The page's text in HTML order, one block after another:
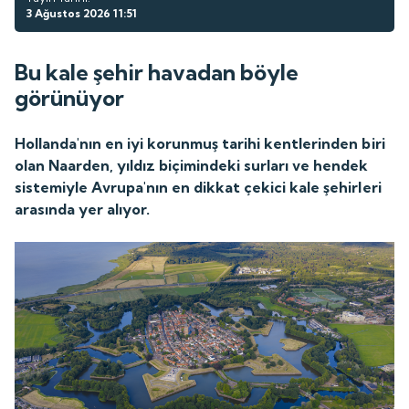
3 Ağustos 2026 11:51
Bu kale şehir havadan böyle
görünüyor
Hollanda'nın en iyi korunmuş tarihi kentlerinden biri
olan Naarden, yıldız biçimindeki surları ve hendek
sistemiyle Avrupa'nın en dikkat çekici kale şehirleri
arasında yer alıyor.